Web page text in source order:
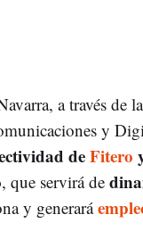
a través de
y
deFitero
, que servirá de
y generará